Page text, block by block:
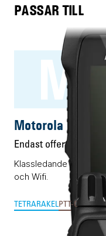
PASSAR TILL
Motorola MXP660
Endast offert
Klassledande RAKEL/
och Wifi.
TETRARAKELPTT-OVER-